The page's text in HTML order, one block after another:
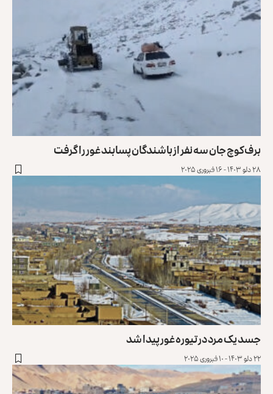
برف‌کوچ‌ جان سه نفر از باشندگان پسابند غور را گرفت
۲۸ دلو ۱۴۰۳ - ۱۶ فبروری ۲۰۲۵
جسد یک مرد در تیوره غور پیدا شد
۲۲ دلو ۱۴۰۳ - ۱۰ فبروری ۲۰۲۵